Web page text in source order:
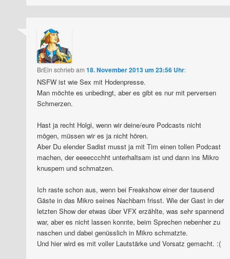
BrEin schriebam18. November 2013 um 23:56 Uhr:
NSFW ist wie Sex mit Hodenpresse.
Man möchte es unbedingt, aber es gibt es nur mit perversen
Schmerzen.
Hast ja recht Holgi, wenn wir deine/eure Podcasts nicht
mögen, müssen wir es ja nicht hören.
Aber Du elender Sadist musst ja mit Tim einen tollen Podcast
machen, der eeeeccchht unterhaltsam ist und dann ins Mikro
knuspern und schmatzen.
Ich raste schon aus, wenn bei Freakshow einer der tausend
Gäste in das Mikro seines Nachbarn frisst. Wie der Gast in der
letzten Show der etwas über VFX erzählte, was sehr spannend
war, aber es nicht lassen konnte, beim Sprechen nebenher zu
naschen und dabei genüsslich in Mikro schmatzte.
Und hier wird es mit voller Lautstärke und Vorsatz gemacht. :(